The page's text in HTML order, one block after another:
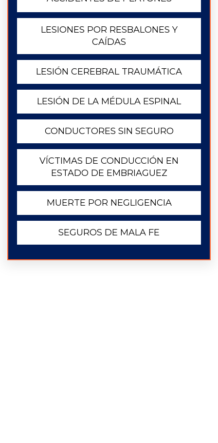
LESIONES POR RESBALONES Y
CAÍDAS
LESIÓN CEREBRAL TRAUMÁTICA
LESIÓN DE LA MÉDULA ESPINAL
CONDUCTORES SIN SEGURO
VÍCTIMAS DE CONDUCCIÓN EN
ESTADO DE EMBRIAGUEZ
MUERTE POR NEGLIGENCIA
SEGUROS DE MALA FE